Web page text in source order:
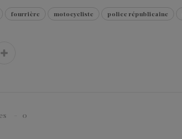
fourrière motocycliste police républicaine
0